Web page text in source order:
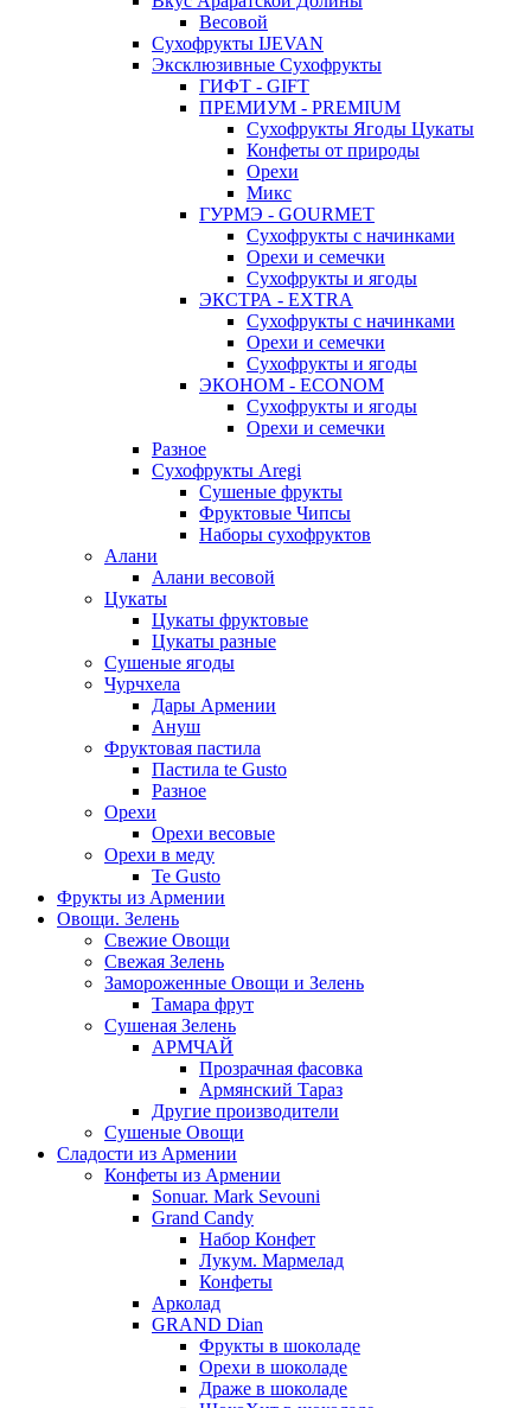
Весовой
Сухофрукты IJEVAN
Эксклюзивные Сухофрукты
ГИФТ - GIFT
ПРЕМИУМ - PREMIUM
Сухофрукты Ягоды Цукаты
Конфеты от природы
Орехи
Микс
ГУРМЭ - GOURMET
Сухофрукты с начинками
Орехи и семечки
Сухофрукты и ягоды
ЭКСТРА - EXTRA
Сухофрукты с начинками
Орехи и семечки
Сухофрукты и ягоды
ЭКОНОМ - ECONOM
Сухофрукты и ягоды
Орехи и семечки
Разное
Сухофрукты Aregi
Сушеные фрукты
Фруктовые Чипсы
Наборы сухофруктов
Алани
Алани весовой
Цукаты
Цукаты фруктовые
Цукаты разные
Сушеные ягоды
Чурчхела
Дары Армении
Ануш
Фруктовая пастила
Пастила te Gusto
Разное
Орехи
Орехи весовые
Орехи в меду
Te Gusto
Фрукты из Армении
Овощи. Зелень
Свежие Овощи
Свежая Зелень
Замороженные Овощи и Зелень
Тамара фрут
Сушеная Зелень
АРМЧАЙ
Прозрачная фасовка
Армянский Тараз
Другие производители
Сушеные Овощи
Сладости из Армении
Конфеты из Армении
Sonuar. Mark Sevouni
Grand Candy
Набор Конфет
Лукум. Мармелад
Конфеты
Арколад
GRAND Dian
Фрукты в шоколаде
Орехи в шоколаде
Драже в шоколаде